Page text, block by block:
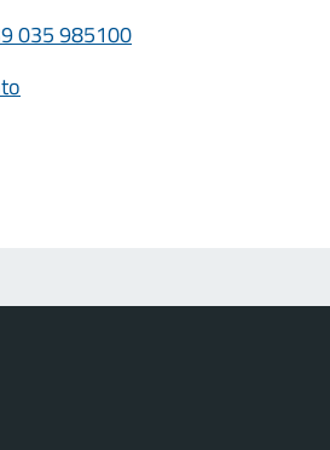
035 985100